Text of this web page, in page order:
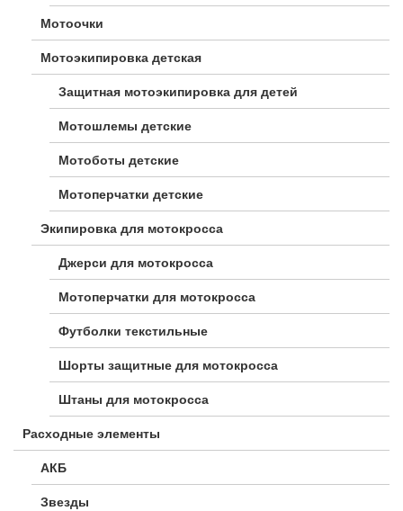
Мотоочки
Мотоэкипировка детская
Защитная мотоэкипировка для детей
Мотошлемы детские
Мотоботы детские
Мотоперчатки детские
Экипировка для мотокросса
Джерси для мотокросса
Мотоперчатки для мотокросса
Футболки текстильные
Шорты защитные для мотокросса
Штаны для мотокросса
Расходные элементы
АКБ
Звезды